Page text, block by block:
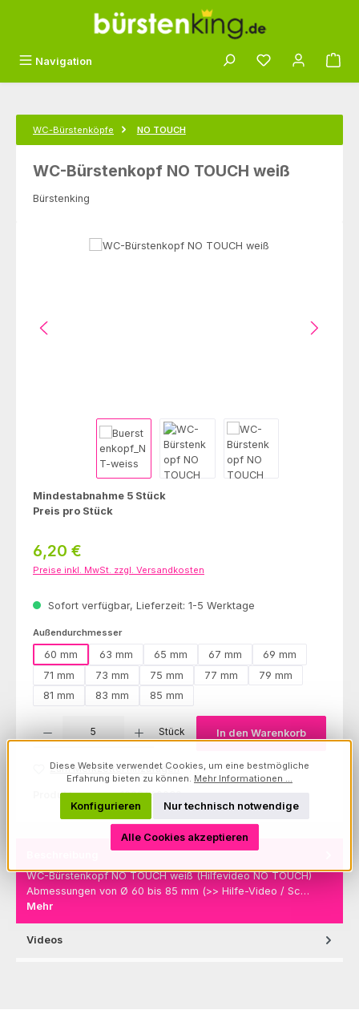
Zum Hauptinhalt springen
Navigation Du hast 0
WC-Bürstenköpfe NO TOUCH
WC-Bürstenkopf NO TOUCH weiß
Bürstenking
Bildergalerie überspringen
Mindestabnahme 5 Stück
Preis pro Stück
Regulärer Preis:
6,20 €
Preise inkl. MwSt. zzgl. Versandkosten
Sofort verfügbar, Lieferzeit: 1-5 Werktage
Außendurchmesserauswählen
60 mm 63 mm 65 mm 67 mm
69 mm
71 mm
73 mm 75 mm 77 mm
79 mm
81 mm
83 mm 85 mm
Stück In den Warenkorb
Zum Merkzettel hinzufügen
Produktnummer:1002660030
WC-Bürstenkopf NO TOUCH weiß (Hilfevideo NO TOUCH)
Abmessungen von Ø 60 bis 85 mm (>> Hilfe-Video / Sc…
Mehr
Videos
Diese Website verwendet Cookies, um eine bestmögliche
Erfahrung bieten zu können. Mehr Informationen ...
Nur technisch notwendige
Konfigurieren
Alle Cookies akzeptieren